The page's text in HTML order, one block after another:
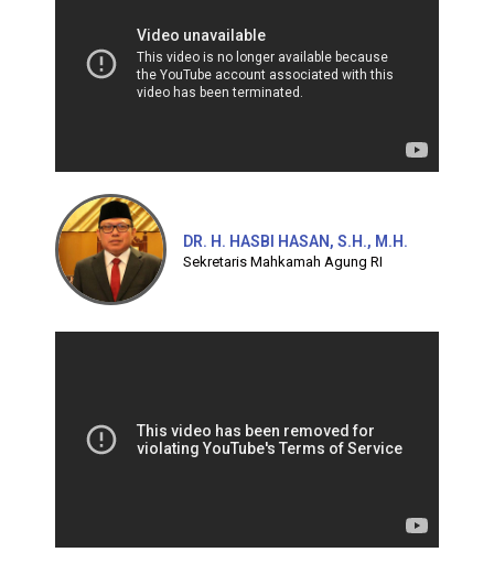
DR. H. HASBI HASAN, S.H., M.H.
Sekretaris Mahkamah Agung RI